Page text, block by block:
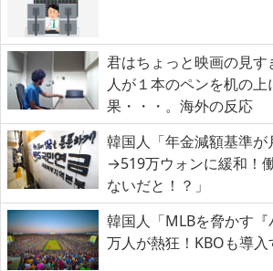
君はちょっと映画の見
人が１本のペンを机の
果・・・。海外の反応
韓国人「年金減額基準
→519万ウォンに緩和！
ないだと！？」
韓国人「MLBを脅かす
万人が熱狂！KBOも導入